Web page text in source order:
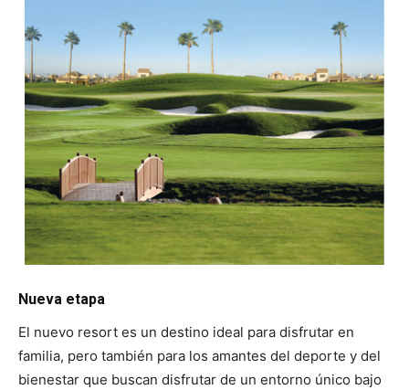
Nueva etapa
El nuevo resort es un destino ideal para disfrutar en
familia, pero también para los amantes del deporte y del
bienestar que buscan disfrutar de un entorno único bajo